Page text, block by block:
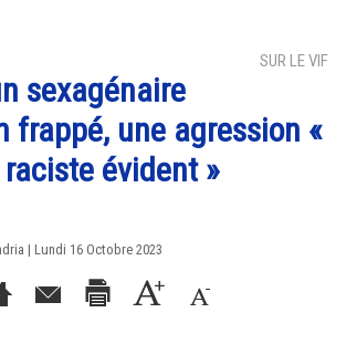
SUR LE VIF
sexagénaire
frappé, une agression «
évident »
| Lundi 16 Octobre 2023